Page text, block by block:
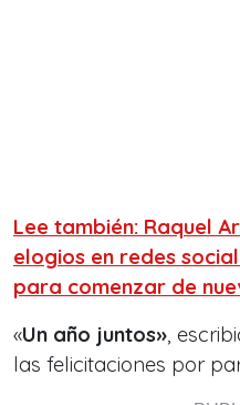
Lee también: Raquel
elogios en redes
para comenzar de
«Un año juntos»,
las felicitaciones por